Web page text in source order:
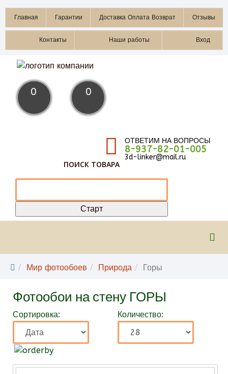
Главная Гарантии Доставка Оплата Возврат Отзывы
Контакты Наши работы Вход
0 0
ОТВЕТИМ НА ВОПРОСЫ
8-937-82-01-005
3d-linker@mail.ru
ПОИСК ТОВАРА
Мир фотообоев Природа Горы
Фотообои на стену ГОРЫ
Сортировка: Количество: